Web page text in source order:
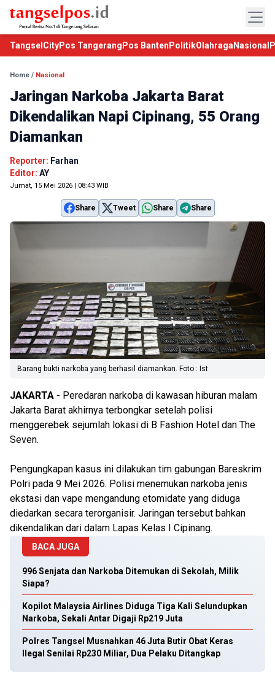
TangselCityPos Tangerang Pos Banten PolitikOlahraga Nasional
Home / Nasional
Jaringan Narkoba Jakarta Barat
Dikendalikan Napi Cipinang, 55 Orang
Diamankan
Reporter: Farhan
Editor: AY
Jumat, 15 Mei 2026 | 08:43 WIB
Share Tweet Share Share
Barang bukti narkoba yang berhasil diamankan. Foto : Ist
JAKARTA - Peredaran narkoba di kawasan hiburan malam
Jakarta Barat akhirnya terbongkar setelah polisi
menggerebek sejumlah lokasi di B Fashion Hotel dan The
Seven.
Pengungkapan kasus ini dilakukan tim gabungan Bareskrim
Polri pada 9 Mei 2026. Polisi menemukan narkoba jenis
ekstasi dan vape mengandung etomidate yang diduga
diedarkan secara terorganisir. Jaringan tersebut bahkan
dikendalikan dari dalam Lapas Kelas I Cipinang.
BACA JUGA
996 Senjata dan Narkoba Ditemukan di Sekolah, Milik
Siapa?
Kopilot Malaysia Airlines Diduga Tiga Kali Selundupkan
Narkoba, Sekali Antar Digaji Rp219 Juta
Polres Tangsel Musnahkan 46 Juta Butir Obat Keras
Ilegal Senilai Rp230 Miliar, Dua Pelaku Ditangkap